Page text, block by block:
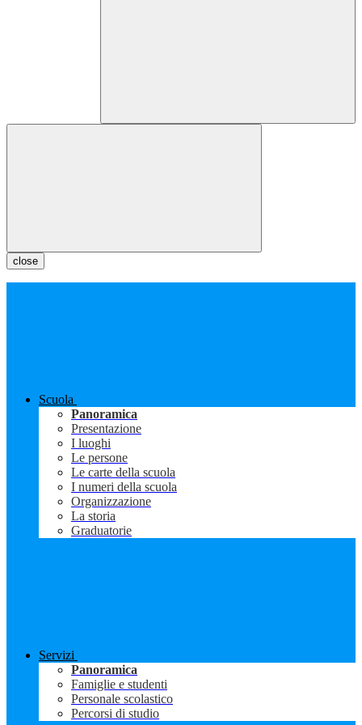
close
Scuola
Panoramica
Presentazione
I luoghi
Le persone
Le carte della scuola
I numeri della scuola
Organizzazione
La storia
Graduatorie
Servizi
Panoramica
Famiglie e studenti
Personale scolastico
Percorsi di studio